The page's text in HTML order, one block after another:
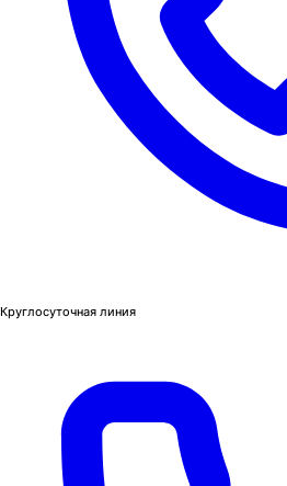
Круглосуточная линия